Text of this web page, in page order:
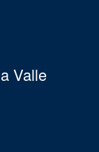
Valle